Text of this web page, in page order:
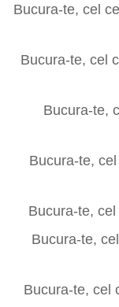
Bucura-te, cel
Bucura-te, cel
Bucura-te,
Bucura-te,
Bucura-te,
Bucura-te,
Bucura-te, cel